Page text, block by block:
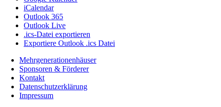
iCalendar
Outlook 365
Outlook Live
.ics-Datei exportieren
Exportiere Outlook .ics Datei
Mehrgenerationenhäuser
Sponsoren & Förderer
Kontakt
Datenschutzerklärung
Impressum